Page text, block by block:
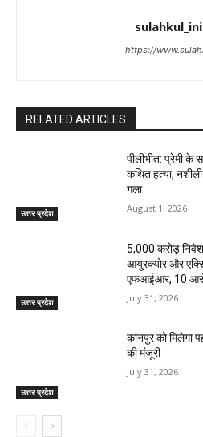
https://
RELATED ARTICLES
उत्तर प्रदेश
पीलीभीत: प्रेमी के
कथित हत्या,
गला
August 1, 2026
उत्तर प्रदेश
₹5,000 करोड़
आयुरक्योर और
एफआईआर, 10
July 31, 2026
उत्तर प्रदेश
कानपुर को मिलेगा
की मंजूरी
July 31, 2026